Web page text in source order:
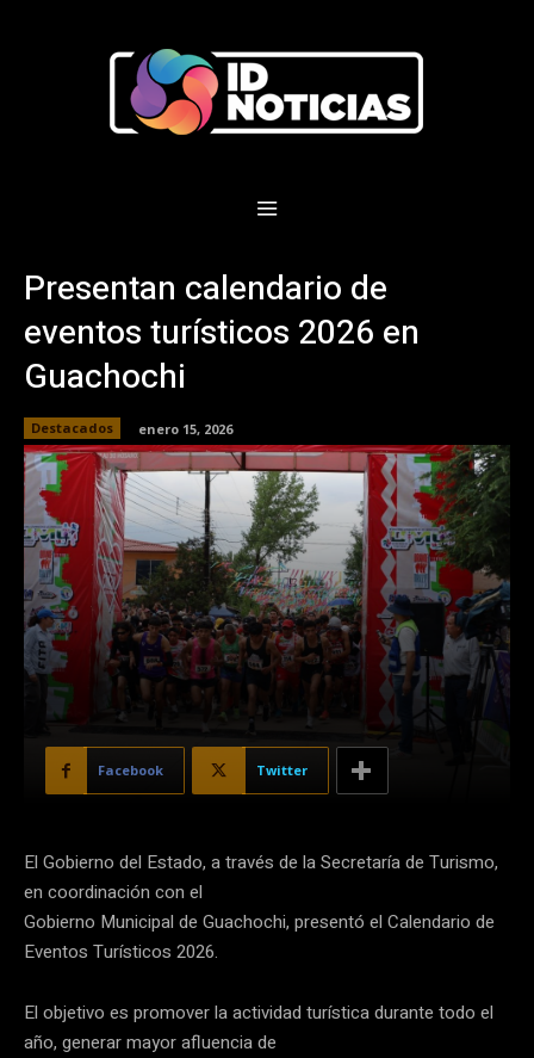
Presentan calendario de
eventos turísticos 2026 en
Guachochi
Destacados enero 15, 2026
Facebook Twitter
El Gobierno del Estado, a través de la Secretaría de Turismo,
en coordinación con el
Gobierno Municipal de Guachochi, presentó el Calendario de
Eventos Turísticos 2026.
El objetivo es promover la actividad turística durante todo el
año, generar mayor afluencia de